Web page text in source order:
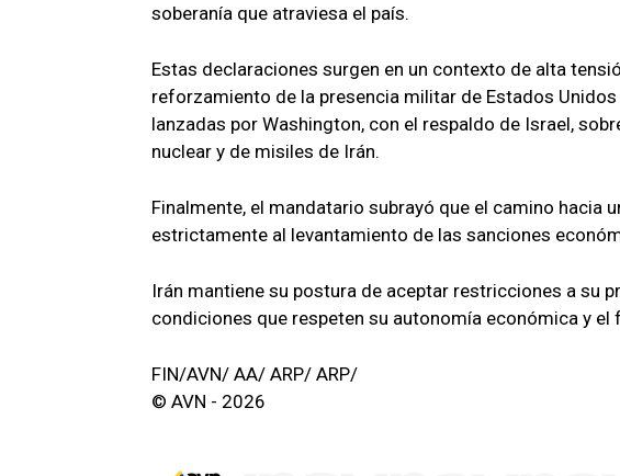
soberanía que atraviesa el país.
Estas declaraciones surgen en un contexto de alta
reforzamiento de la presencia militar de Estados
lanzadas por Washington, con el respaldo de Israel,
nuclear y de misiles de Irán.
Finalmente, el mandatario subrayó que el camino hacia
estrictamente al levantamiento de las sanciones
Irán mantiene su postura de aceptar restricciones a su
condiciones que respeten su autonomía económica y
FIN/AVN/ AA/ ARP/ ARP/
© AVN - 2026